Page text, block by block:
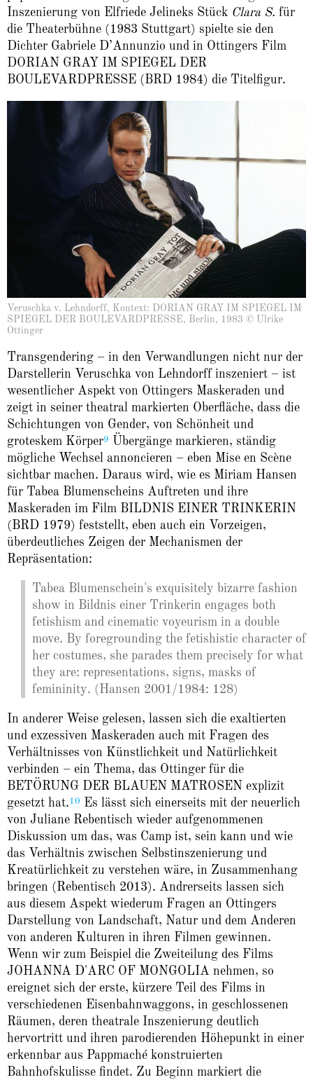
Inszenierung von Elfriede Jelineks Stück Clara S. für
die Theaterbühne (1983 Stuttgart) spielte sie den
Dichter Gabriele D’Annunzio und in Ottingers Film
DORIAN GRAY IM SPIEGEL DER
BOULEVARDPRESSE (BRD 1984) die Titelfigur.
Veruschka v. Lehndorff, Kontext: DORIAN GRAY IM SPIEGEL IM
SPIEGEL DER BOULEVARDPRESSE, Berlin, 1983 © Ulrike
Ottinger
Transgendering – in den Verwandlungen nicht nur der
Darstellerin Veruschka von Lehndorff inszeniert – ist
wesentlicher Aspekt von Ottingers Maskeraden und
zeigt in seiner theatral markierten Oberfläche, dass die
Schichtungen von Gender, von Schönheit und
groteskem Körper9
Übergänge markieren, ständig
mögliche Wechsel annoncieren – eben Mise en Scène
sichtbar machen. Daraus wird, wie es Miriam Hansen
für Tabea Blumenscheins Auftreten und ihre
Maskeraden im Film BILDNIS EINER TRINKERIN
(BRD 1979) feststellt, eben auch ein Vorzeigen,
überdeutliches Zeigen der Mechanismen der
Repräsentation:
Tabea Blumenschein's exquisitely bizarre fashion
show in Bildnis einer Trinkerin engages both
fetishism and cinematic voyeurism in a double
move. By foregrounding the fetishistic character of
her costumes, she parades them precisely for what
they are: representations, signs, masks of
femininity. (Hansen 2001/1984: 128)
In anderer Weise gelesen, lassen sich die exaltierten
und exzessiven Maskeraden auch mit Fragen des
Verhältnisses von Künstlichkeit und Natürlichkeit
verbinden – ein Thema, das Ottinger für die
BETÖRUNG DER BLAUEN MATROSEN explizit
gesetzt hat.10 Es lässt sich einerseits mit der neuerlich
von Juliane Rebentisch wieder aufgenommenen
Diskussion um das, was Camp ist, sein kann und wie
das Verhältnis zwischen Selbstinszenierung und
Kreatürlichkeit zu verstehen wäre, in Zusammenhang
bringen (Rebentisch 2013). Andrerseits lassen sich
aus diesem Aspekt wiederum Fragen an Ottingers
Darstellung von Landschaft, Natur und dem Anderen
von anderen Kulturen in ihren Filmen gewinnen.
Wenn wir zum Beispiel die Zweiteilung des Films
JOHANNA D'ARC OF MONGOLIA nehmen, so
ereignet sich der erste, kürzere Teil des Films in
verschiedenen Eisenbahnwaggons, in geschlossenen
Räumen, deren theatrale Inszenierung deutlich
hervortritt und ihren parodierenden Höhepunkt in einer
erkennbar aus Pappmaché konstruierten
Bahnhofskulisse findet. Zu Beginn markiert die